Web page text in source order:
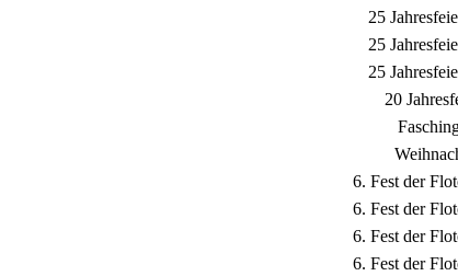
25
25
25
20
6. Fest der
6. Fest der
6. Fest der
6. Fest der